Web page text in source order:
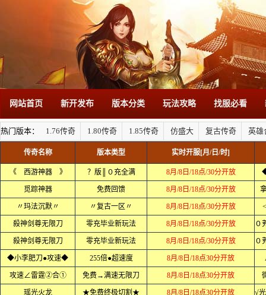
网站首页 新开发布 版本分类 玩法攻略 找服必看
热门版本： 1.76传奇 1.80传奇 1.85传奇 仿盛大 复古传奇 英雄
传奇名称 版本类型 实时开服[月/日/时]
《 西游神器 》 ？版║０充全满 8月/8日/18点/30分开放
觅踪神器 免费回馈 8月/8日/18点/30分开放
〃玛法沉默〃 〃复古一区〃 8月/8日/18点/30分开放
殺神剑尊无限刀 零充毕业新玩法 8月/8日/18点/30分开放
殺神剑尊无限刀 零充毕业新玩法 8月/8日/18点/30分开放
◆小李肥刀●攻速◆ 255倍●超速度 8月/8日/18点30分开放
攻速∠雷霆②合① 免费→满速无限刀 8月/8日/18点30分开放
瑶光火龙 ★免费终极切割★ 8月/8日/18点30分开放